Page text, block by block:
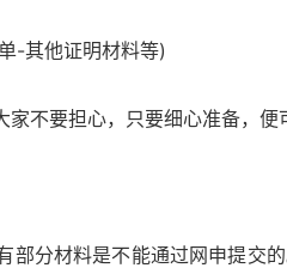
-其他证明材料等)
不要担心，只要细心准备，便
部分材料是不能通过网申提交